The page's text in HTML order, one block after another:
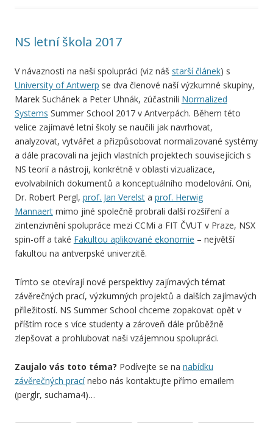
NS letní škola 2017
V návaznosti na naši spolupráci (viz náš starší článek) s
University of Antwerp se dva členové naší výzkumné skupiny,
Marek Suchánek a Peter Uhnák, zúčastnili Normalized
Systems Summer School 2017 v Antverpách. Během této
velice zajímavé letní školy se naučili jak navrhovat,
analyzovat, vytvářet a přizpůsobovat normalizované systémy
a dále pracovali na jejich vlastních projektech souvisejících s
NS teorií a nástroji, konkrétně v oblasti vizualizace,
evolvabilních dokumentů a konceptuálního modelování. Oni,
Dr. Robert Pergl, prof. Jan Verelsta prof. Herwig
Mannaertmimo jiné společně probrali další rozšíření a
zintenzivnění spolupráce mezi CCMi a FIT ČVUT v Praze, NSX
spin-off a také Fakultou aplikované ekonomie – největší
fakultou na antverpské univerzitě.
Tímto se otevírají nové perspektivy zajímavých témat
závěrečných prací, výzkumných projektů a dalších zajímavých
příležitostí. NS Summer School chceme zopakovat opět v
příštím roce s více studenty a zároveň dále průběžně
zlepšovat a prohlubovat naši vzájemnou spolupráci.
Zaujalo vás toto téma? Podívejte se na nabídku
závěrečných pracínebo nás kontaktujte přímo emailem
(perglr, suchama4)…